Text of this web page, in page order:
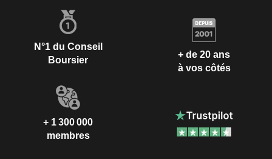
N°1 du Conseil
Boursier
+ de 20 ans
à vos côtés
+ 1 300 000
membres